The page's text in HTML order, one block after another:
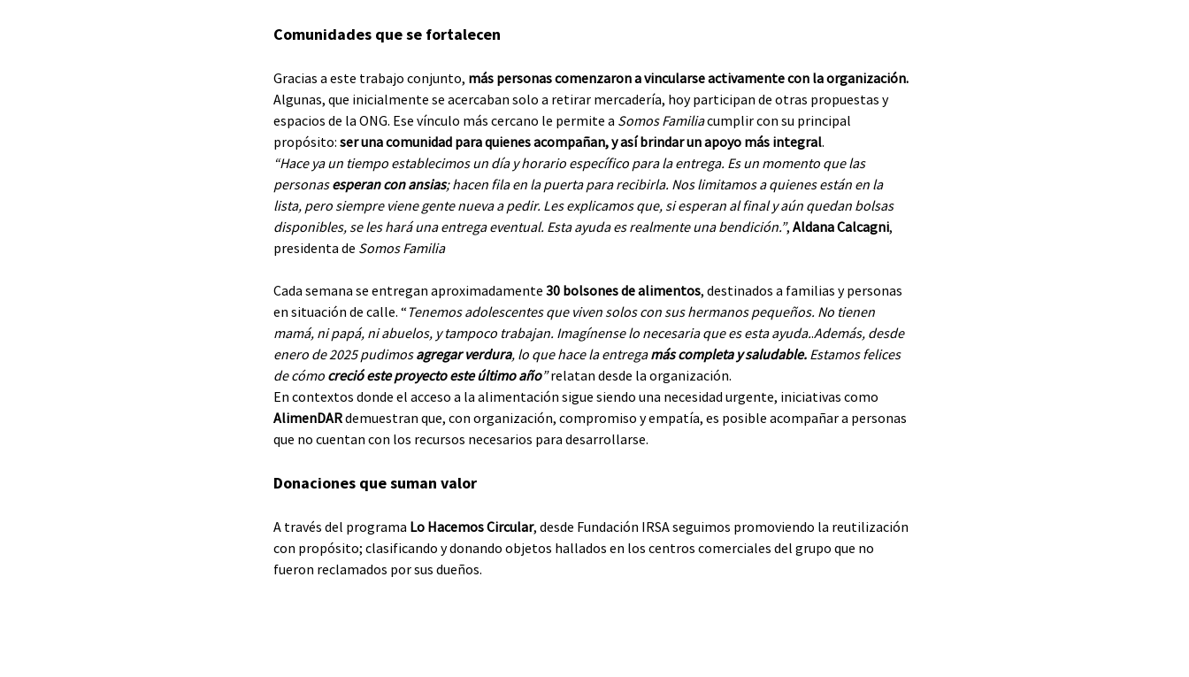
Comunidades que se fortalecen
Gracias a este trabajo conjunto, más personas comenzaron a vincularse activamente con la organización.
Algunas, que inicialmente se acercaban solo a retirar mercadería, hoy participan de otras propuestas y
espacios de la ONG. Ese vínculo más cercano le permite a Somos Familia cumplir con su principal
propósito: ser una comunidad para quienes acompañan, y así brindar un apoyo más integral.
“Hace ya un tiempo establecimos un día y horario específico para la entrega. Es un momento que las
personas esperan con ansias; hacen fila en la puerta para recibirla. Nos limitamos a quienes están en la
lista, pero siempre viene gente nueva a pedir. Les explicamos que, si esperan al final y aún quedan bolsas
disponibles, se les hará una entrega eventual. Esta ayuda es realmente una bendición.”, Aldana Calcagni,
presidenta de Somos Familia
Cada semana se entregan aproximadamente 30 bolsones de alimentos, destinados a familias y personas
en situación de calle. “ Tenemos adolescentes que viven solos con sus hermanos pequeños. No tienen
mamá, ni papá, ni abuelos, y tampoco trabajan. Imagínense lo necesaria que es esta ayuda..Además, desde
enero de 2025 pudimos agregar verdura, lo que hace la entrega más completa y saludable. Estamos felices
de cómo creció este proyecto este último año” relatan desde la organización.
En contextos donde el acceso a la alimentación sigue siendo una necesidad urgente, iniciativas como
AlimenDAR demuestran que, con organización, compromiso y empatía, es posible acompañar a personas
que no cuentan con los recursos necesarios para desarrollarse.
Donaciones que suman valor
A través del programa Lo Hacemos Circular, desde Fundación IRSA seguimos promoviendo la reutilización
con propósito; clasificando y donando objetos hallados en los centros comerciales del grupo que no
fueron reclamados por sus dueños.